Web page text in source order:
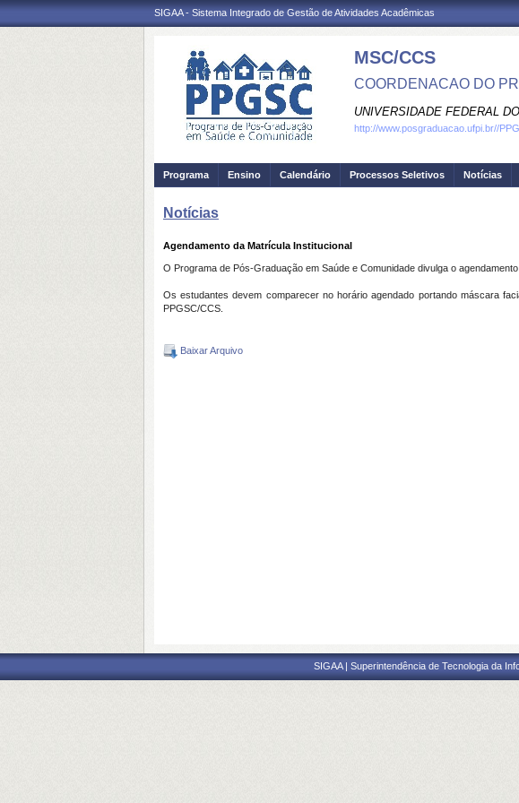
SIGAA - Sistema Integrado de Gestão de Atividades Acadêmicas
MSC/CCS
COORDENACAO DO
UNIVERSIDADE FEDERAL
http://www.posgraduacao.ufpi.br//
Programa Ensino Calendário Processos Seletivos Notícias
Notícias
Agendamento da Matrícula Institucional
O Programa de Pós-Graduação em Saúde e Comunidade divulga o
Os estudantes devem comparecer no horário agendado portando máscara
PPGSC/CCS.
Baixar Arquivo
SIGAA | Superintendência de Tecnologia da